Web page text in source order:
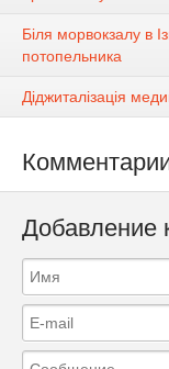
Біля морвокзалу в
потопельника
Діджиталізація
Добавление